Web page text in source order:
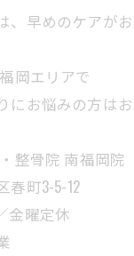
、早めのケアがお
岡エリアで
にお悩みの方は
整骨院 南福岡院
春町3-5-12
金曜定休